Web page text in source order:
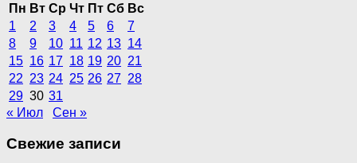
Пн Вт Ср Чт Пт Сб Вс
1
2 3 4 5 6
7
8
9 10 11 12 13 14
15 16 17 18 19 20 21
22 23 24 25 26 27 28
29 30 31
« Июл
Сен »
Свежие записи